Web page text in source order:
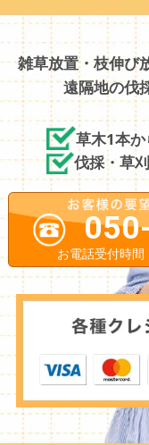
雑草放置・枝伸び
遠隔地の伐
草木1本
伐採・草
お電話受付時